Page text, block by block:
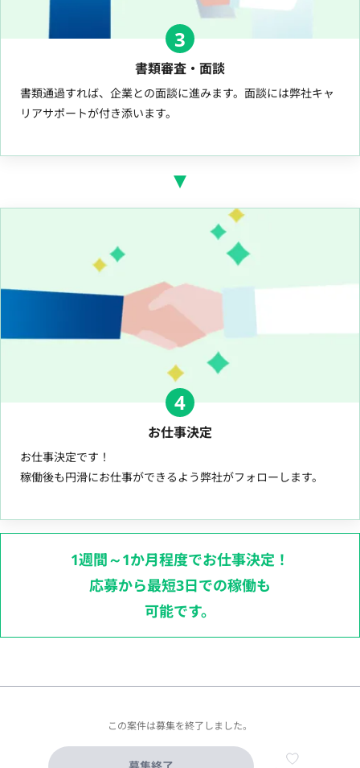
3
書類審査・面談
書類通過すれば、企業との面談に進みます。面談には弊社キャ
リアサポートが付き添います。
4
お仕事決定
お仕事決定です！
稼働後も円滑にお仕事ができるよう弊社がフォローします。
1週間～1か月程度でお仕事決定！
応募から最短3日での稼働も
可能です。
この案件は募集を終了しました。